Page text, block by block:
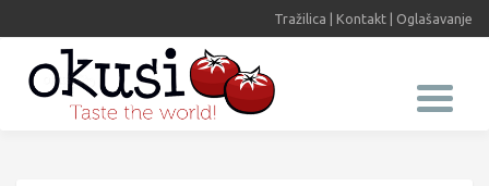
Tražilica Kontakt Oglašavanje